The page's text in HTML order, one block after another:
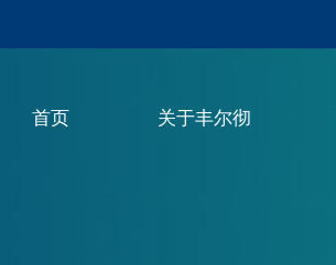
首页 关于丰尔彻